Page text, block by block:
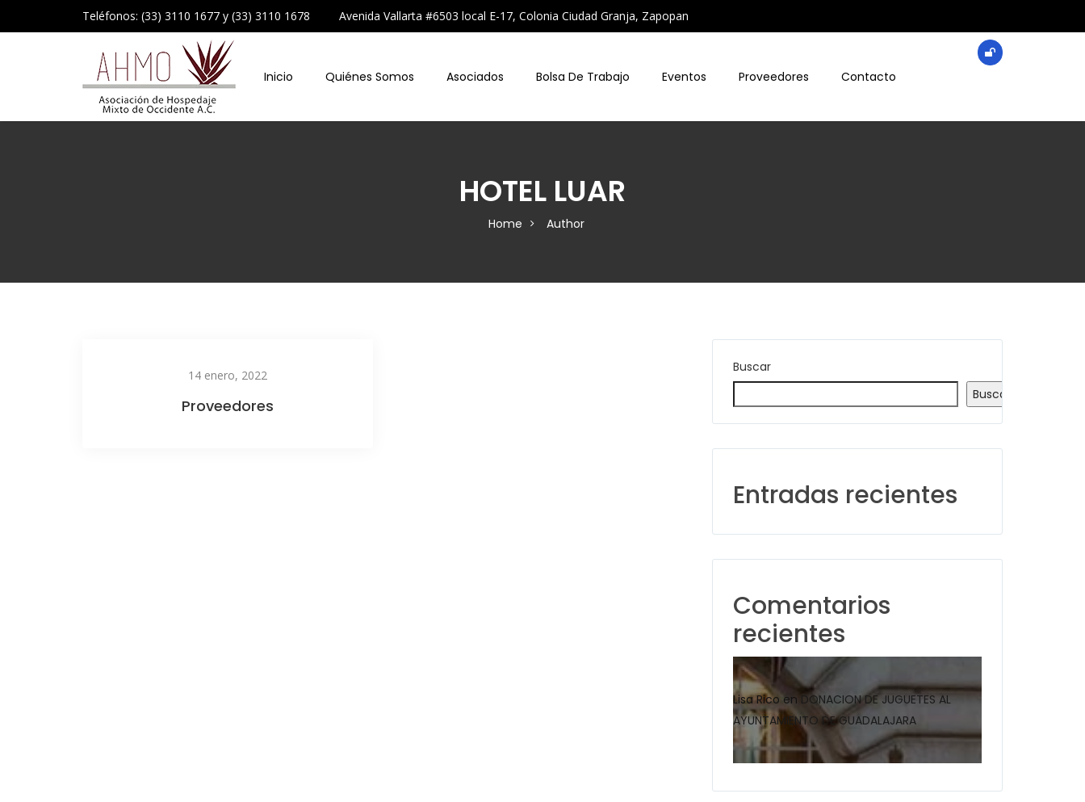
Teléfonos: (33) 3110 1677 y (33) 3110 1678 Avenida Vallarta #6503 local E-17, Colonia Ciudad Granja, Zapopan
Inicio Quiénes Somos Asociados Bolsa De Trabajo Eventos Proveedores Contacto
HOTEL LUAR
Home Author
14 enero, 2022
Proveedores
Buscar
Buscar
Entradas recientes
Comentarios
recientes
Lisa Rico en DONACION DE JUGUETES AL
AYUNTAMIENTO DE GUADALAJARA